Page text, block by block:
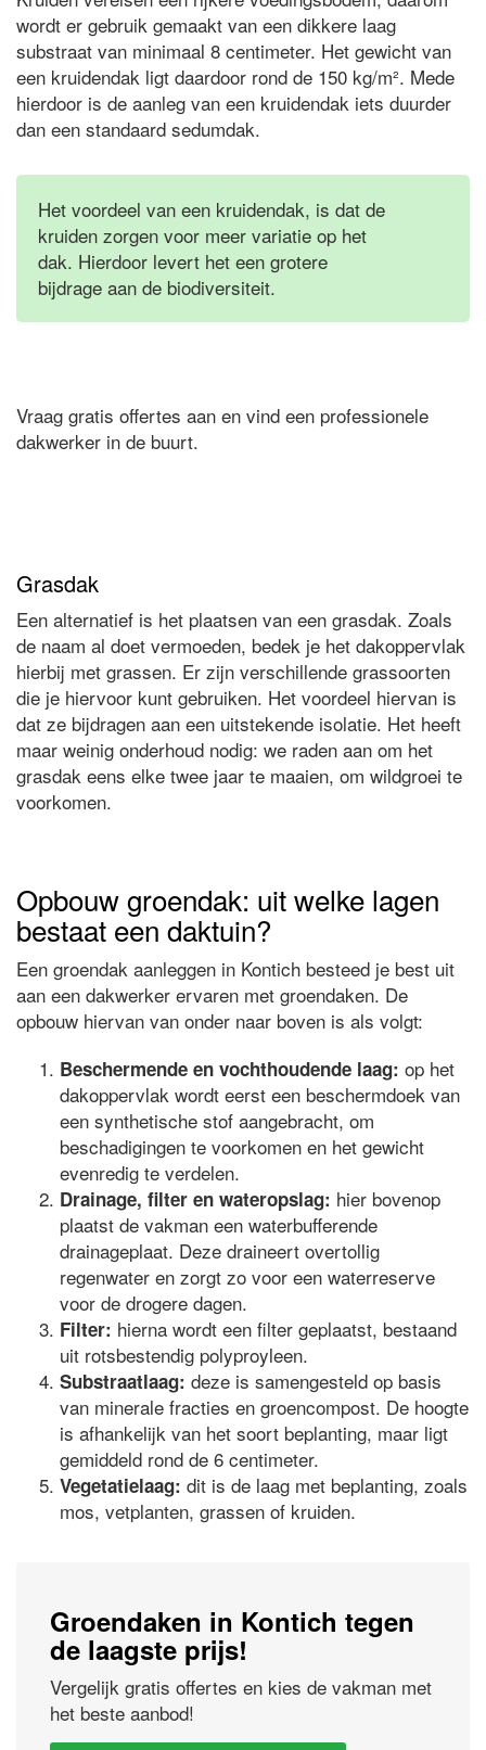
wordt er gebruik gemaakt van een dikkere laag
substraat van minimaal 8 centimeter. Het gewicht van
een kruidendak ligt daardoor rond de 150 kg/m². Mede
hierdoor is de aanleg van een kruidendak iets duurder
dan een standaard sedumdak.
Het voordeel van een kruidendak, is dat de
kruiden zorgen voor meer variatie op het
dak. Hierdoor levert het een grotere
bijdrage aan de biodiversiteit.
Vraag gratis offertes aan en vind een professionele
dakwerker in de buurt.
Grasdak
Een alternatief is het plaatsen van een grasdak. Zoals
de naam al doet vermoeden, bedek je het dakoppervlak
hierbij met grassen. Er zijn verschillende grassoorten
die je hiervoor kunt gebruiken. Het voordeel hiervan is
dat ze bijdragen aan een uitstekende isolatie. Het heeft
maar weinig onderhoud nodig: we raden aan om het
grasdak eens elke twee jaar te maaien, om wildgroei te
voorkomen.
Opbouw groendak: uit welke lagen
bestaat een daktuin?
Een groendak aanleggen in Kontich besteed je best uit
aan een dakwerker ervaren met groendaken. De
opbouw hiervan van onder naar boven is als volgt:
Beschermende en vochthoudende laag: op het
dakoppervlak wordt eerst een beschermdoek van
een synthetische stof aangebracht, om
beschadigingen te voorkomen en het gewicht
evenredig te verdelen.
Drainage, filter en wateropslag: hier bovenop
plaatst de vakman een waterbufferende
drainageplaat. Deze draineert overtollig
regenwater en zorgt zo voor een waterreserve
voor de drogere dagen.
Filter: hierna wordt een filter geplaatst, bestaand
uit rotsbestendig polyproyleen.
Substraatlaag: deze is samengesteld op basis
van minerale fracties en groencompost. De hoogte
is afhankelijk van het soort beplanting, maar ligt
gemiddeld rond de 6 centimeter.
Vegetatielaag: dit is de laag met beplanting, zoals
mos, vetplanten, grassen of kruiden.
Groendaken in Kontich tegen
de laagste prijs!
Vergelijk gratis offertes en kies de vakman met
het beste aanbod!